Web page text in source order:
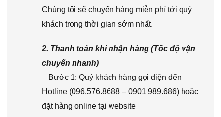
Chúng tôi sẽ chuyển hàng miễn phí tới quý
khách trong thời gian sớm nhất.
2. Thanh toán khi nhận hàng (Tốc độ vận
chuyển nhanh)
– Bước 1: Quý khách hàng gọi điện đến
Hotline (096.576.8688 – 0901.989.686) hoặc
đặt hàng online tại website